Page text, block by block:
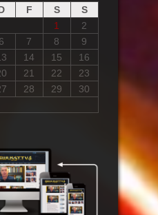
F S
S
1
2
6 7 8
9
14 15
16
21 22
23
28 29
30